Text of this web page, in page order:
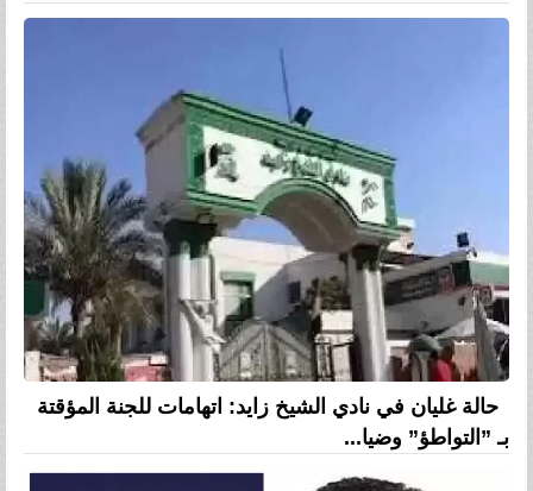
حالة غليان في نادي الشيخ زايد: اتهامات للجنة المؤقتة
بـ ”التواطؤ” وضيا...